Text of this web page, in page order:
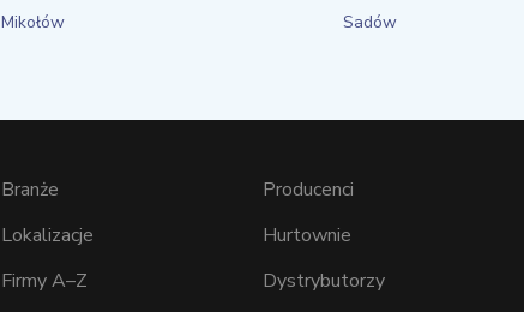
Mikołów
Sadów
Branże
Lokalizacje
Firmy A–Z
Producenci
Hurtownie
Dystrybutorzy